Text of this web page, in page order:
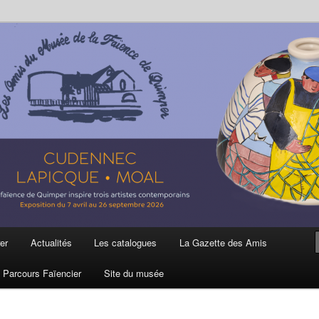
et de la Faïence de Quimper
Actualités Les catalogues La Gazette des Amis
Parcours Faïencier Site du musée